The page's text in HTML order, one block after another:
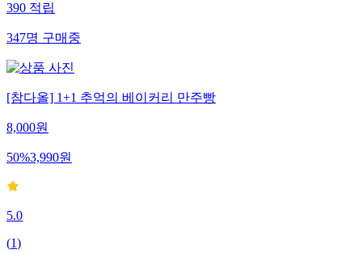
390 적립
347명 구매중
[참다올] 1+1 추억의 베이커리 만주빵
8,000원
50%3,990원
5.0
(1)